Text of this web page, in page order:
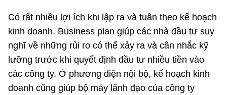
Có rất nhiều lợi ích khi lập ra và tuân theo kế hoạch
kinh doanh. Business plan giúp các nhà đầu tư suy
nghĩ về những rủi ro có thể xảy ra và cân nhắc kỹ
lưỡng trước khi quyết định đầu tư nhiều tiền vào
các công ty. Ở phương diện nội bộ, kế hoạch kinh
doanh cũng giúp bộ máy lãnh đạo của công ty